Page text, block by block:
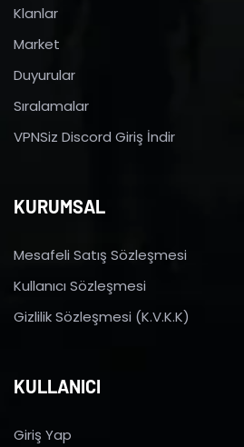
Klanlar
Market
Duyurular
Sıralamalar
VPNSiz Discord Giriş İndir
KURUMSAL
Mesafeli Satış Sözleşmesi
Kullanıcı Sözleşmesi
Gizlilik Sözleşmesi (K.V.K.K)
KULLANICI
Giriş Yap